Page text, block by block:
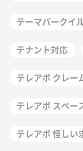
テーマパークイ
テナント対応
テレアポ クレー
テレアポ スペー
テレアポ 怪しい